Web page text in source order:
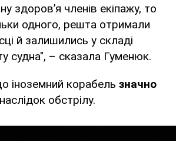
здоровʼя членів екіпажу, то
одного, решта отримали
й залишились у складі
судна", – сказала Гуменюк.
іноземний корабель значно
обстрілу.